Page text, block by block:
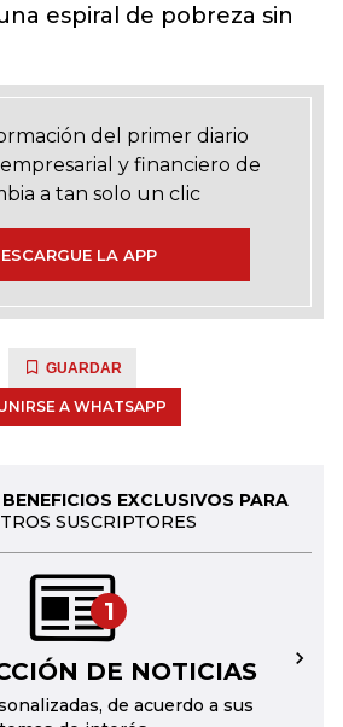
espiral de pobreza sin
del primer diario
y financiero de
a tan solo un clic
LA APP
GUARDAR
A WHATSAPP
EXCLUSIVOS PARA
SUSCRIPTORES
1
DE NOTICIAS
de acuerdo a sus
→